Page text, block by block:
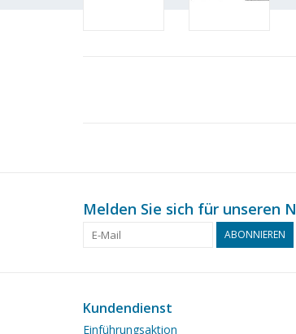
Melden Sie sich für unseren
ABONNIEREN
Kundendienst
Einführungsaktion